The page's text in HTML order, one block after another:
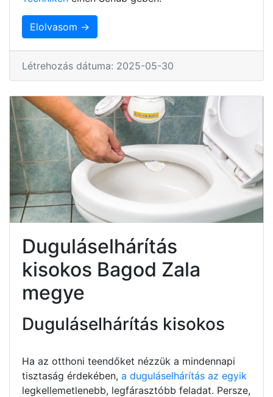
Elolvasom →
Létrehozás dátuma: 2025-05-30
Duguláselhárítás
kisokos Bagod Zala
megye
Duguláselhárítás kisokos
Ha az otthoni teendőket nézzük a mindennapi
tisztaság érdekében, a duguláselhárítás az egyik
legkellemetlenebb, legfárasztóbb feladat. Persze,